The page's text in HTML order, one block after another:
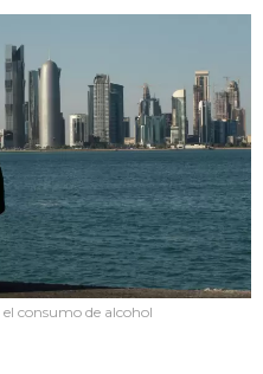
consumo de alcohol